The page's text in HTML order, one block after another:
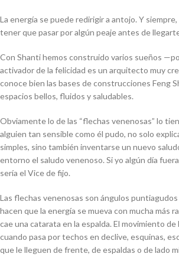
La energía se puede redirigir a antojo. Y
tener que pasar por algún peaje antes de
Con Shanti hemos construido varios sueños —
activador de la felicidad es un arquitecto muy
conoce bien las bases de construcciones Feng
espacios bellos, fluidos y saludables.
Obviamente lo de las “flechas venenosas” lo
alguien tan sensible como él pudo, no solo
simples, sino también inventarse un nuevo
entorno el saludo venenoso. Si yo algún día
sería el Vice de fijo.
Las flechas venenosas son ángulos
hacen que la energía se mueva con mucha más
cae una catarata en la espalda. El movimiento de
cuando pasa por techos en declive, esquinas,
que le lleguen de frente, de espaldas o de lado